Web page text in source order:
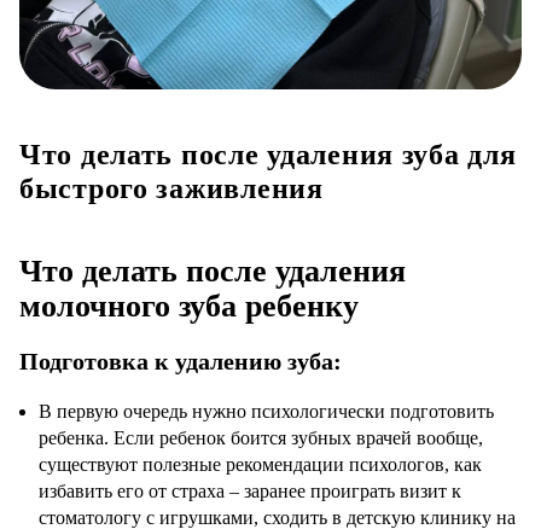
Что делать после удаления зуба для
быстрого заживления
Что делать после удаления
молочного зуба ребенку
Подготовка к удалению зуба:
В первую очередь нужно психологически подготовить
ребенка. Если ребенок боится зубных врачей вообще,
существуют полезные рекомендации психологов, как
избавить его от страха – заранее проиграть визит к
стоматологу с игрушками, сходить в детскую клинику на